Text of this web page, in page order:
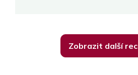
Zobrazit další